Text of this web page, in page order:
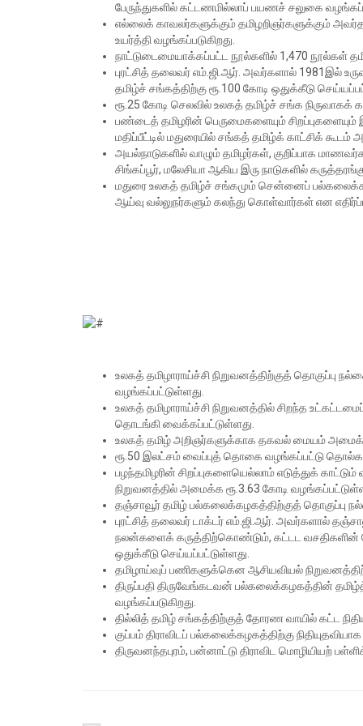
பேருந்துகளில் கட்டணமில்லாப் பயணச் சலுகை
எல்லைக் காவலர்களுக்கும் தமிழறிஞர்களுக்கும் அவர்தம்
உயர்த்தி வழங்கப்படுகிறது.
நாட்டுடைமையாக்கப்பட்ட நூல்களில் 1,470 நூல்கள்
புரட்சித் தலைவர் எம்.ஜி.ஆர். அவர்களால் 1981இல்
தமிழ்ச் சங்கத்திற்கு ரூ.100 கோடி ஒதுக்கீடு
ரூ.25 கோடி செலவில் உலகத் தமிழ்ச் சங்க
பண்டைத் தமிழரின் பெருமைகளையும்
மதிப்பீட்டில் மதுரையில் சங்கத் தமிழ்க் காட்சிக் கூடம்
அயல்நாடுகளில் வாழும் தமிழர்கள், குறிப்பாக
சிங்கப்பூர், மலேசியா ஆகிய இரு நாடுகளில்
மதுரை உலகத் தமிழ்ச் சங்கமும் சென்னைப்
ஆய்வு வல்லுநர்களும் கலந்து கொள்வார்கள் என
உலகத் தமிழாராய்ச்சி நிறுவனத்திற்குத் தொகுப்பு
வழங்கப்பட்டுள்ளது.
உலகத் தமிழாராய்ச்சி நிறுவனத்தில் சிறந்த
தொடங்கி வைக்கப்பட்டுள்ளது.
உலகத் தமிழ் அறிஞர்களுக்காக தகவல் மையம்
ரூ.50 இலட்சம் வைப்புத் தொகை வழங்கப்பட்டு
பழந்தமிழரின் சிறப்புகளையெல்லாம் எடுத்துக்
நிறுவனத்தில் அமைக்க ரூ.3.63 கோடி
தஞ்சாவூர் தமிழ் பல்கலைக்கழகத்திற்குத் தொகுப்பு
புரட்சித் தலைவர் டாக்டர் எம்.ஜி.ஆர். அவர்களால்
நலன்களைக் கருத்திற்கொண்டும், கட்டட வசதிகளின்
ஒதுக்கீடு செய்யப்பட்டுள்ளது.
தமிழாய்வுப் பணிகளுக்கென ஆசியவியல்
திருப்பதி திருவேங்கடவன் பல்கலைக்கழகத்தின்
வழங்கப்படுகிறது.
தில்லித் தமிழ் சங்கத்திற்குத் தோரண வாயில் கட்ட
குப்பம் திராவிடப் பல்கலைக்கழகத்திற்கு
திருவனந்தபுரம், பன்னாட்டு திராவிட மொழியியற்